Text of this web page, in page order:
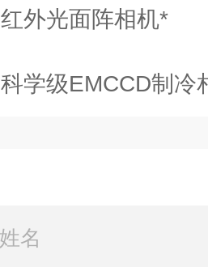
红外光面阵相机*
科学级EMCCD制冷相